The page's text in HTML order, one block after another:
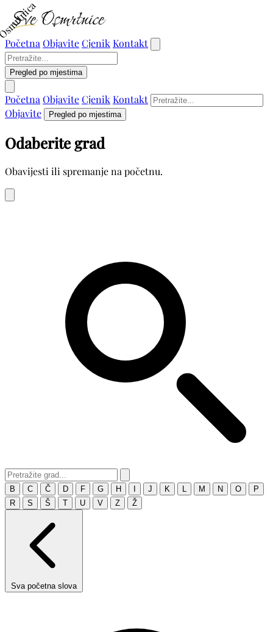
Početna ObjaviteCjenik Kontakt
Pregled po mjestima
Početna ObjaviteCjenik Kontakt
Objavite
Pregled po mjestima
Odaberite grad
Obavijesti ili spremanje na početnu.
B C Č D F G H J K M N O
P
R
S Š T U V Z Ž
Sva početna slova